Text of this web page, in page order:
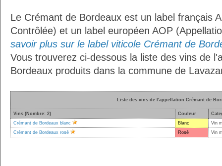
Le Crémant de Bordeaux est un label français
Contrôlée) et un label européen AOP
savoir plus sur le label viticole Crémant de
Vous trouverez ci-dessous la liste des vins de
Bordeaux produits dans la commune de
Liste des vins de l'appellation Crémant de
Vins (Nombre: 2) Couleur
Crémant de Bordeaux blanc
Blanc
Vin
Crémant de Bordeaux rosé
Rosé Vin